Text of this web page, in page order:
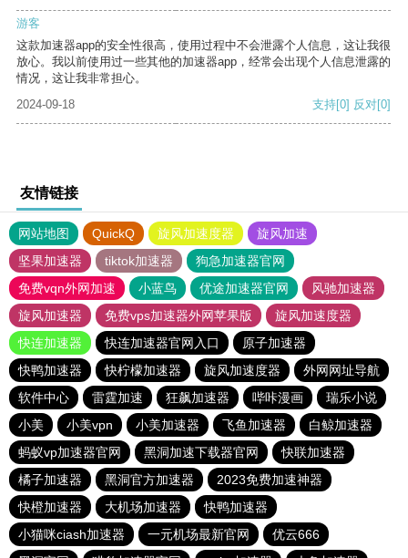
游客
这款加速器app的安全性很高，使用过程中不会泄露个人信息，这让我很
放心。我以前使用过一些其他的加速器app，经常会出现个人信息泄露的
情况，这让我非常担心。
2024-09-18
支持[0] 反对[0]
友情链接
网站地图 QuickQ 旋风加速度器
旋风加速
坚果加速器
tiktok加速器
狗急加速器官网
免费vqn外网加速
小蓝鸟 优途加速器官网
风驰加速器
旋风加速器
免费vps加速器外网苹果版
旋风加速度器
快连加速器
快连加速器官网入口
原子加速器
快鸭加速器
快柠檬加速器 旋风加速度器
外网网址导航
软件中心
雷霆加速 狂飙加速器 哔咔漫画
瑞乐小说
小美
小美vpn 小美加速器 飞鱼加速器
白鲸加速器
蚂蚁vp加速器官网
黑洞加速下载器官网
快联加速器
橘子加速器
黑洞官方加速器
2023免费加速神器
快橙加速器
大机场加速器
快鸭加速器
小猫咪ciash加速器
一元机场最新官网
优云666